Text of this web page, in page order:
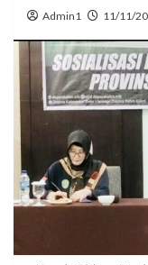
Admin1 11/11/